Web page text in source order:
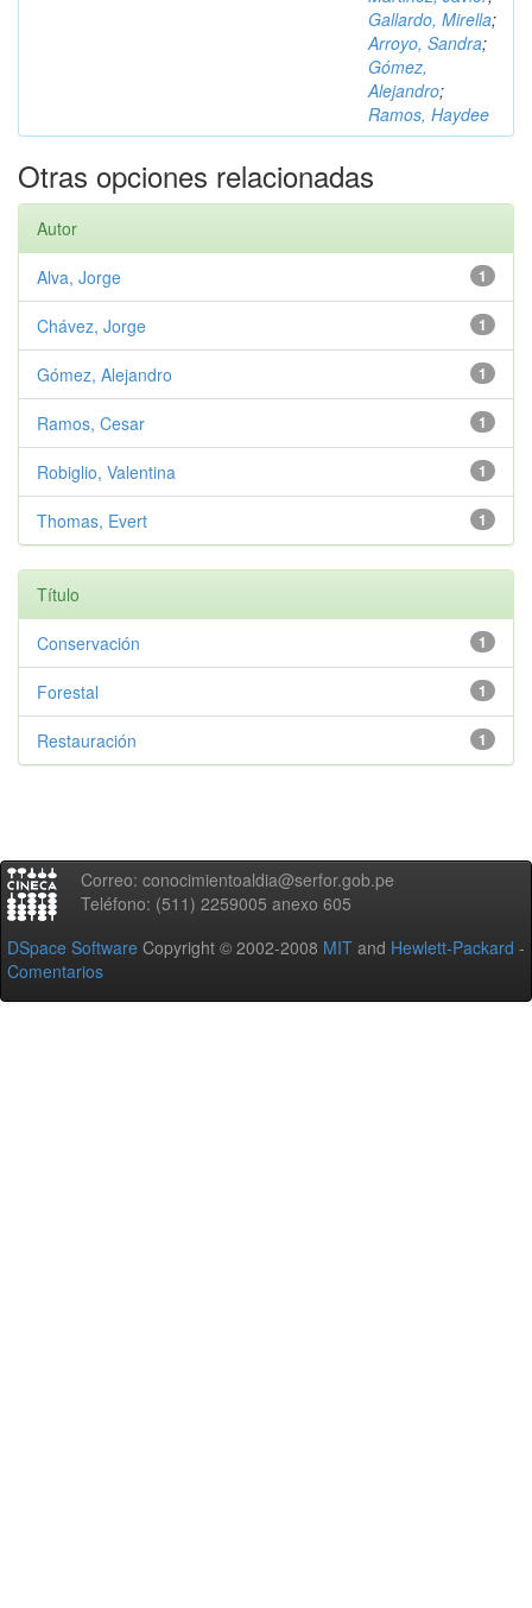
Gallardo, Mirella;
Arroyo, Sandra;
Gómez,
Alejandro;
Ramos, Haydee
Otras opciones relacionadas
Autor
1
Alva, Jorge
1
Chávez, Jorge
1
Gómez, Alejandro
1
Ramos, Cesar
1
Robiglio, Valentina
1
Thomas, Evert
Título
1
Conservación
1
Forestal
1
Restauración
Correo: conocimientoaldia@serfor.gob.pe
Teléfono: (511) 2259005 anexo 605
DSpace Software Copyright © 2002-2008 MIT and Hewlett-Packard -
Comentarios